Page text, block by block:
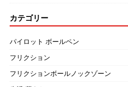
カテゴリー
パイロット ボールペン
フリクション
フリクションボールノックゾーン